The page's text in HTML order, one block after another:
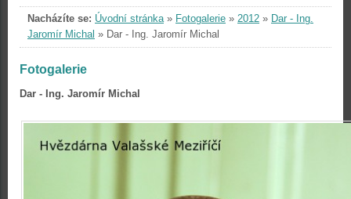
Nacházíte se: Úvodní stránka» Fotogalerie » 2012 » Dar - Ing.
Jaromír Michal » Dar - Ing. Jaromír Michal
Fotogalerie
Dar - Ing. Jaromír Michal